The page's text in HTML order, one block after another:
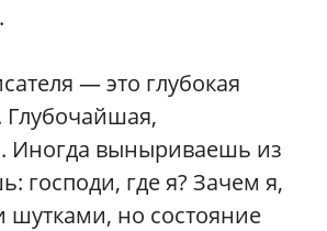
— это глубокая
Иногда выныриваешь из
господи, где я? Зачем я,
шутками, но состояние